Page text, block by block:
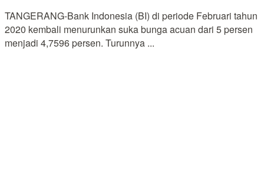
TANGERANG-Bank Indonesia (BI) di periode Februari tahun
2020 kembali menurunkan suka bunga acuan dari 5 persen
menjadi 4,7596 persen. Turunnya ...